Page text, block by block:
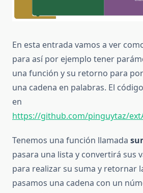
En esta entrada vamos a ver
para así por ejemplo tener
una función y su retorno para
una cadena en palabras. El
en
https://github.com/pinguytaz/
Tenemos una función llamada
pasara una lista y convertirá sus
para realizar su suma y retornar
pasamos una cadena con un